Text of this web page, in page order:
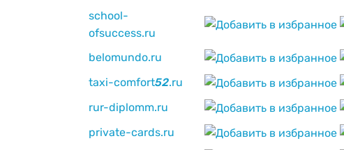
school-
ofsuccess.ru
belomundo.ru
taxi-comfort52.ru
rur-diplomm.ru
private-cards.ru